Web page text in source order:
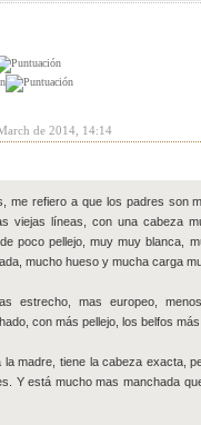
de 2014, 14:14
me refiero a que los padres son
viejas líneas, con una cabeza
poco pellejo, muy muy blanca,
mucho hueso y mucha carga
estrecho, mas europeo,
con más pellejo, los belfos más
la madre, tiene la cabeza exacta,
Y está mucho mas manchada